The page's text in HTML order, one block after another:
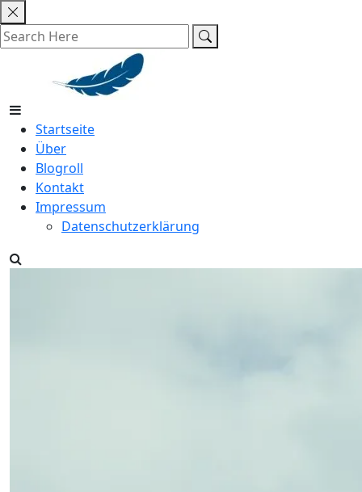
Skip
to
content
Startseite
Über
Blogroll
Kontakt
Impressum
Datenschutzerklärung